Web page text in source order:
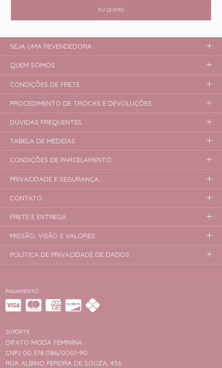
EU QUERO
PAGAMENTO
SUPORTE
DIFATO MODA FEMININA
CNPJ 00.378.086/0001-90
RUA ALBINO PEREIRA DE SOUZA, 456
SEJA UMA REVENDEDORA
QUEM SOMOS
CONDIÇÕES DE FRETE
PROCEDIMENTO DE TROCAS E DEVOLUÇÕES
DÚVIDAS FREQUENTES
TABELA DE MEDIDAS
CONDIÇÕES DE PARCELAMENTO
PRIVACIDADE E SEGURANÇA
CONTATO
FRETE E ENTREGA
MISSÃO, VISÃO E VALORES
POLÍTICA DE PRIVACIDADE DE DADOS